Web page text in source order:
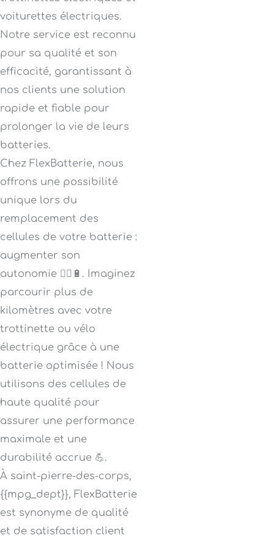
voiturettes électriques.
Notre service est reconnu
pour sa qualité et son
efficacité, garantissant à
nos clients une solution
rapide et fiable pour
prolonger la vie de leurs
batteries.
Chez FlexBatterie, nous
offrons une possibilité
unique lors du
remplacement des
cellules de votre batterie :
augmenter son
autonomie 🚴‍♂️🔋. Imaginez
parcourir plus de
kilomètres avec votre
trottinette ou vélo
électrique grâce à une
batterie optimisée ! Nous
utilisons des cellules de
haute qualité pour
assurer une performance
maximale et une
durabilité accrue 💪.
À saint-pierre-des-corps,
{{mpg_dept}}, FlexBatterie
est synonyme de qualité
et de satisfaction client